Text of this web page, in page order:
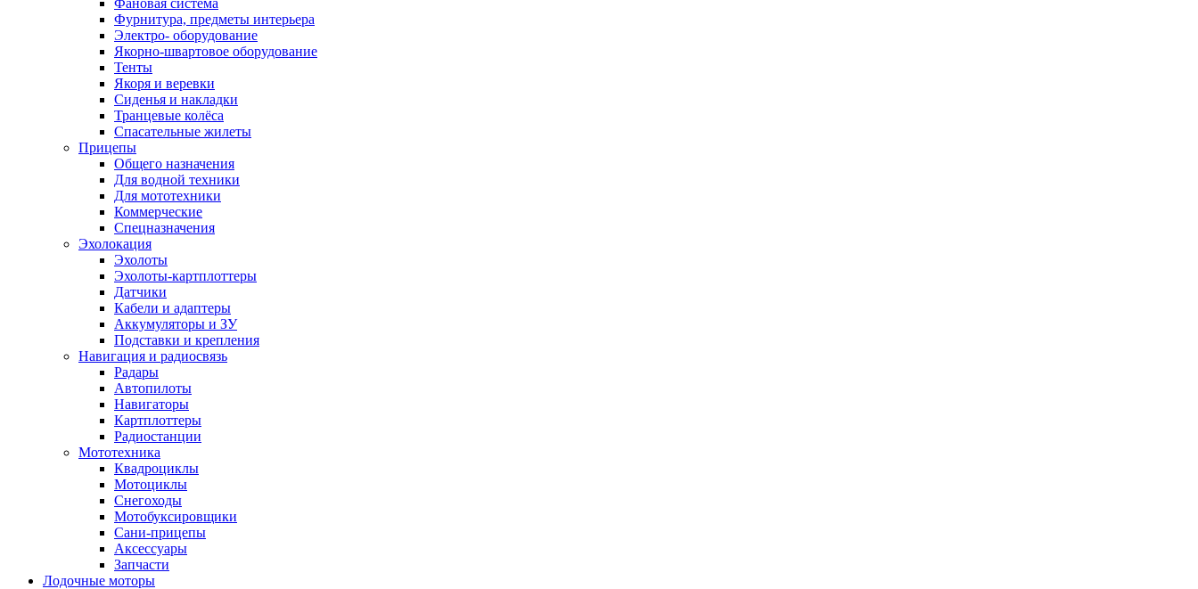
Фановая система
Фурнитура, предметы интерьера
Электро- оборудование
Якорно-швартовое оборудование
Тенты
Якоря и веревки
Сиденья и накладки
Транцевые колёса
Спасательные жилеты
Прицепы
Общего назначения
Для водной техники
Для мототехники
Коммерческие
Спецназначения
Эхолокация
Эхолоты
Эхолоты-картплоттеры
Датчики
Кабели и адаптеры
Аккумуляторы и ЗУ
Подставки и крепления
Навигация и радиосвязь
Радары
Автопилоты
Навигаторы
Картплоттеры
Радиостанции
Мототехника
Квадроциклы
Мотоциклы
Снегоходы
Мотобуксировщики
Сани-прицепы
Аксессуары
Запчасти
Лодочные моторы